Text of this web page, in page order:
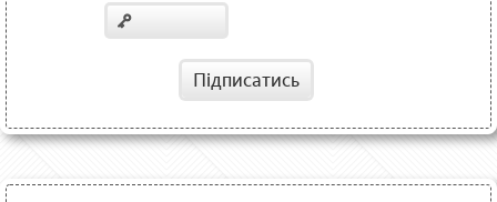
Підписатись